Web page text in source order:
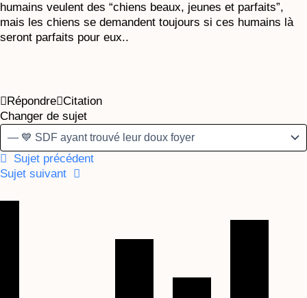
humains veulent des “chiens beaux, jeunes et parfaits”,
mais les chiens se demandent toujours si ces humains là
seront parfaits pour eux..
Répondre Citation
Changer de sujet
Sujet précédent
Sujet suivant